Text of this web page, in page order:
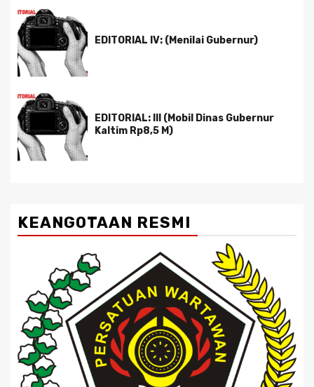
EDITORIAL IV: (Menilai Gubernur)
EDITORIAL: III (Mobil Dinas Gubernur
Kaltim Rp8,5 M)
KEANGOTAAN RESMI